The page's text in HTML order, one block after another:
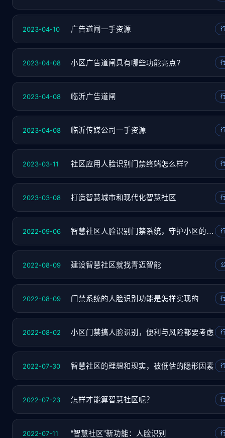
2023-04-10 广告道闸一手资源
2023-04-08 小区广告道闸具有哪些功能亮点?
2023-04-08 临沂广告道闸
2023-04-08 临沂传媒公司一手资源
2023-03-11 社区应用人脸识别门禁终端怎么样?
2023-03-08 打造智慧城市和现代化智慧社区
2022-09-06 智慧社区人脸识别门禁系统，守护小区的“门神
2022-08-09 建设智慧社区就找青迈智能
2022-08-09 门禁系统的人脸识别功能是怎样实现的
2022-08-02 小区门禁搞人脸识别，便利与风险都要考虑
2022-07-30 智慧社区的理想和现实，被低估的隐形因素
2022-07-23 怎样才能算智慧社区呢？
2022-07-11 “智慧社区”新功能：人脸识别